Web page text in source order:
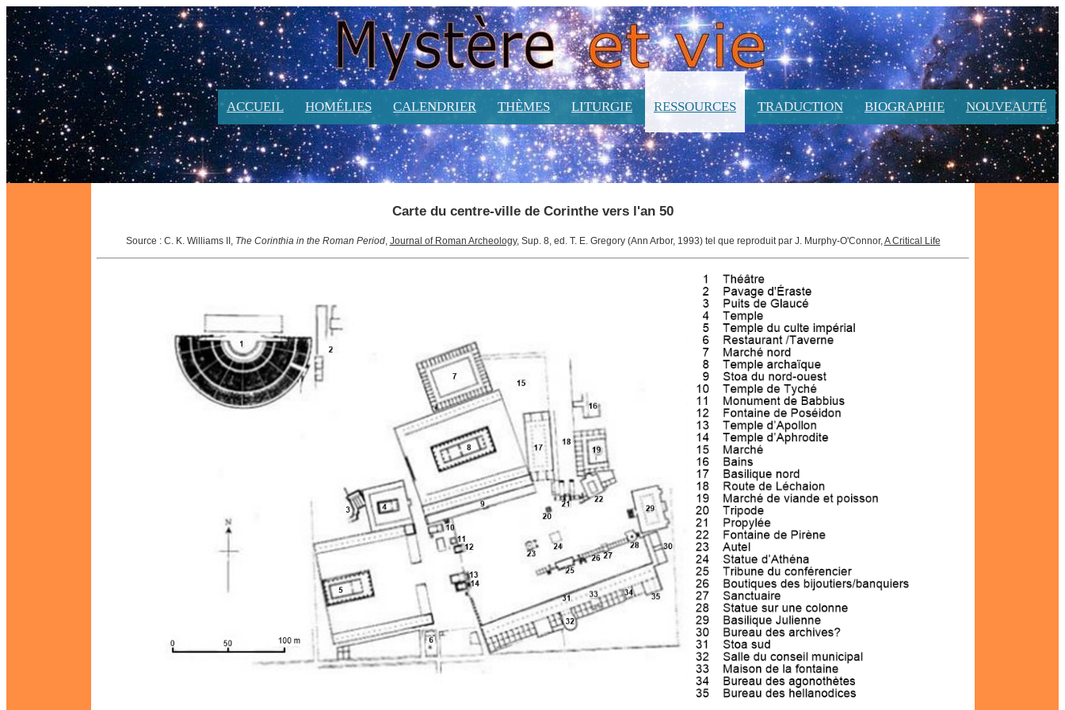
ACCUEIL HOMÉLIES CALENDRIER THÈMES LITURGIE RESSOURCES TRADUCTION BIOGRAPHIE NOUVEAUTÉ
Carte du centre-ville de Corinthe vers l'an 50
Source : C. K. Williams II, The Corinthia in the Roman Period, Journal of Roman Archeology, Sup. 8, ed. T. E. Gregory (Ann Arbor, 1993) tel que reproduit par J. Murphy-O'Connor,A Critical Life